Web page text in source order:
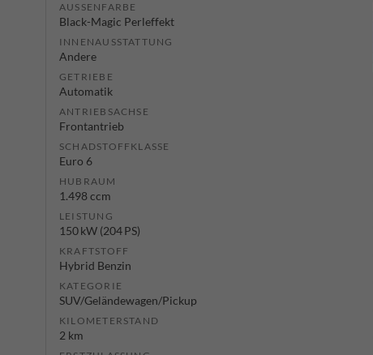
AUSSENFARBE
Black-Magic Perleffekt
INNENAUSSTATTUNG
Andere
GETRIEBE
Automatik
ANTRIEBSACHSE
Frontantrieb
SCHADSTOFFKLASSE
Euro 6
HUBRAUM
1.498 ccm
LEISTUNG
150 kW (204 PS)
KRAFTSTOFF
Hybrid Benzin
KATEGORIE
SUV/Geländewagen/Pickup
KILOMETERSTAND
2 km